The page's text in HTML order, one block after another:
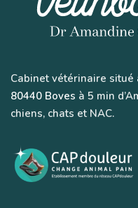
Cabinet vétérinaire situé
80440 Boves à 5 min
chiens, chats et NAC.